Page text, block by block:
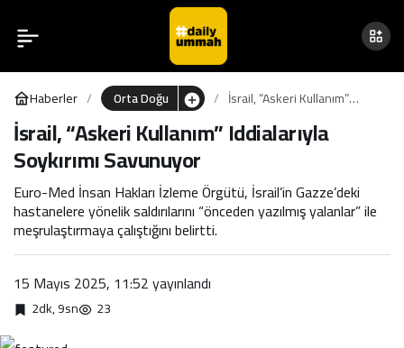
Haberler Orta Doğu
İsrail, “Askeri Kullanım”
Iddialarıyla Soykırımı
Savunuyor
İsrail, “Askeri Kullanım” Iddialarıyla
Soykırımı Savunuyor
Euro-Med İnsan Hakları İzleme Örgütü, İsrail’in Gazze’deki
hastanelere yönelik saldırılarını “önceden yazılmış yalanlar” ile
meşrulaştırmaya çalıştığını belirtti.
15 Mayıs 2025, 11:52yayınlandı
2dk, 9sn 23
İsrail, “Askeri Kullanım”
Iddialarıyla Soykırımı
Savunuyor
0